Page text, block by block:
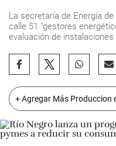
La secretaría de Energía
calle 51 "gestores
evaluación de
+ Agregar Más Produccion